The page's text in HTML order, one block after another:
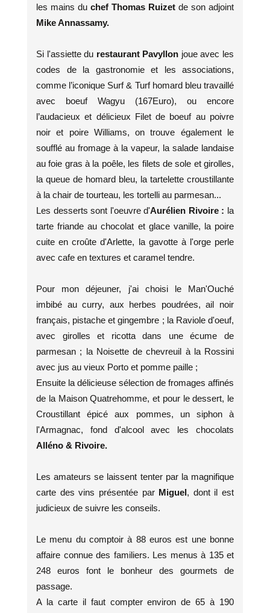
les mains du chef Thomas Ruizet de son adjoint
Mike Annassamy.
Si l'assiette du restaurant Pavyllon joue avec les
codes de la gastronomie et les associations,
comme l’iconique Surf & Turf homard bleu travaillé
avec boeuf Wagyu (167Euro), ou encore
l’audacieux et délicieux Filet de boeuf au poivre
noir et poire Williams, on trouve également le
soufflé au fromage à la vapeur, la salade landaise
au foie gras à la poêle, les filets de sole et girolles,
la queue de homard bleu, la tartelette croustillante
à la chair de tourteau, les tortelli au parmesan...
Les desserts sont l'oeuvre d'Aurélien Rivoire : la
tarte friande au chocolat et glace vanille, la poire
cuite en croûte d'Arlette, la gavotte à l'orge perle
avec cafe en textures et caramel tendre.
Pour mon déjeuner, j'ai choisi le Man'Ouché
imbibé au curry, aux herbes poudrées, ail noir
français, pistache et gingembre ; la Raviole d'oeuf,
avec girolles et ricotta dans une écume de
parmesan ; la Noisette de chevreuil à la Rossini
avec jus au vieux Porto et pomme paille ;
Ensuite la délicieuse sélection de fromages affinés
de la Maison Quatrehomme, et pour le dessert, le
Croustillant épicé aux pommes, un siphon à
l'Armagnac, fond d'alcool avec les chocolats
Alléno & Rivoire.
Les amateurs se laissent tenter par la magnifique
carte des vins présentée parMiguel, dont il est
judicieux de suivre les conseils.
Le menu du comptoir à 88 euros est une bonne
affaire connue des familiers. Les menus à 135 et
248 euros font le bonheur des gourmets de
passage.
A la carte il faut compter environ de 65 à 190